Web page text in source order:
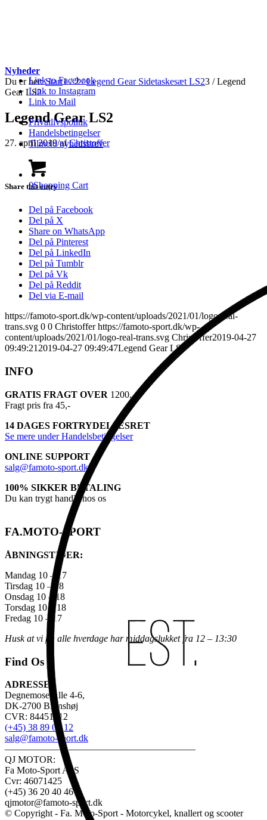
Link to Facebook
Link to Instagram
Link to Mail
Privatlivspolitik
Handelsbetingelser
Tilmeld nyhedsbrev
0Shopping Cart
Nyheder
Du er her: Start1 / 2 / Legend Gear Sidetaskesæt LS23 / Legend
Gear LS2
Legend Gear LS2
27. april 2019/afChristoffer
Share this entry
Del på Facebook
Del på X
Share on WhatsApp
Del på Pinterest
Del på LinkedIn
Del på Tumblr
Del på Vk
Del på Reddit
Del via E-mail
https://famoto-sport.dk/wp-content/uploads/2021/01/logo-real-
trans.svg 0 0 Christoffer https://famoto-sport.dk/wp-
content/uploads/2021/01/logo-real-trans.svg Christoffer2019-04-27
09:49:21 2019-04-27 09:49:47Legend Gear LS2
INFO
GRATIS FRAGT OVER 1200,-
Fragt pris fra 45,-
14 DAGES FORTRYDELSESRET
Se mere under Handelsbetingelser
ONLINE SUPPORT
salg@famoto-sport.dk
100% SIKKER BETALING
Du kan trygt handle hos os
FA.MOTO-SPORT
ÅBNINGSTIDER:
Mandag 10 – 17
Tirsdag 10 – 18
Onsdag 10 – 18
Torsdag 10 – 18
Fredag 10 – 17
Husk at vi på alle hverdage har middagslukket fra 12 – 13:30
Find Os
ADRESSE:
Degnemose Alle 4-6,
DK-2700 Brønshøj
CVR: 84451312
(+45) 38 89 03 12
salg@famoto-sport.dk
————————————————————
QJ MOTOR:
Fa Moto-Sport ApS
Cvr: 46071425
(+45) 36 20 40 46
qjmotor@famoto-sport.dk
© Copyright - Fa. Moto-Sport - Motorcykel, knallert og scooter